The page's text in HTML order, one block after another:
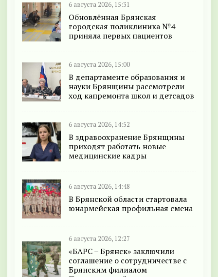
6 августа 2026, 15:31
Обновлённая Брянская
городская поликлиника №4
приняла первых пациентов
6 августа 2026, 15:00
В департаменте образования и
науки Брянщины рассмотрели
ход капремонта школ и детсадов
6 августа 2026, 14:52
В здравоохранение Брянщины
приходят работать новые
медицинские кадры
6 августа 2026, 14:48
В Брянской области стартовала
юнармейская профильная смена
6 августа 2026, 12:27
«БАРС – Брянск» заключили
соглашение о сотрудничестве с
Брянским филиалом